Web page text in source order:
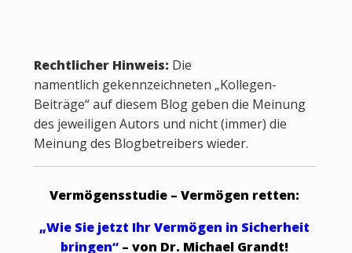
Rechtlicher Hinweis: Die
namentlich gekennzeichneten „Kollegen-
Beiträge“ auf diesem Blog geben die Meinung
des jeweiligen Autors und nicht (immer) die
Meinung des Blogbetreibers wieder.
Vermögensstudie – Vermögen retten:
„Wie Sie jetzt Ihr Vermögen in Sicherheit
bringen“ – von Dr. Michael Grandt!